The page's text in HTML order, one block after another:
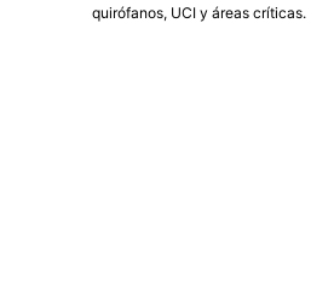
quirófanos, UCI y áreas críticas.